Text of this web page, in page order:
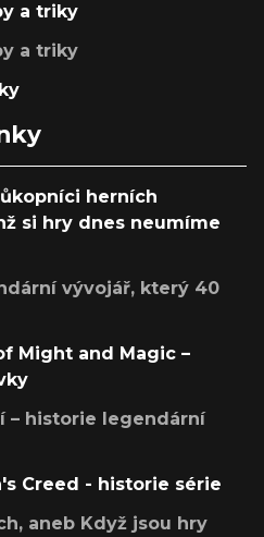
a triky
a triky
herních
si hry dnes neumíme
vývojář, který 40
Might and Magic –
– historie legendární
Creed - historie série
aneb Když jsou hry